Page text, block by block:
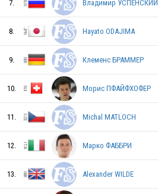
USA
CRO
SUI
7. Владимир УСПЕНСКИЙ
8. Hayato ODAJIMA
9. Клеменс БРАММЕР
10. Морис ПФАЙФХОФЕР
11. Michal MATLOCH
12. Марко ФАББРИ
13. Alexander WILDE